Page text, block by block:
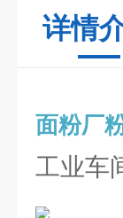
详情
面粉厂
工业车